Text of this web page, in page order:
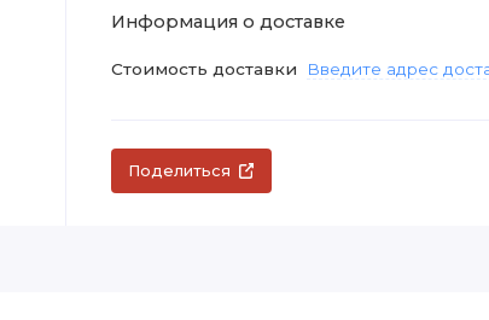
Информация о доставке
Стоимость доставки Введите адрес
Поделиться